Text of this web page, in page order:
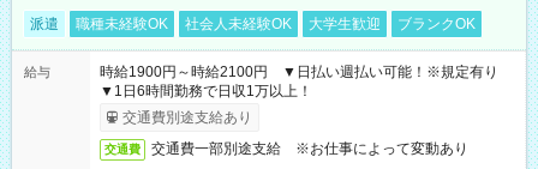
派遣 職種未経験OK 社会人未経験OK 大学生歓迎 ブランクOK
給与
時給1900円～時給2100円 ▼日払い週払い可能！※規定有り
▼1日6時間勤務で日収1万以上！
交通費別途支給あり
交通費 交通費一部別途支給 ※お仕事によって変動あり